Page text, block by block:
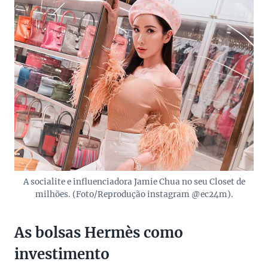
A socialite e influenciadora Jamie Chua no seu Closet de
milhões. (Foto/Reprodução instagram @ec24m).
As bolsas Hermès como
investimento